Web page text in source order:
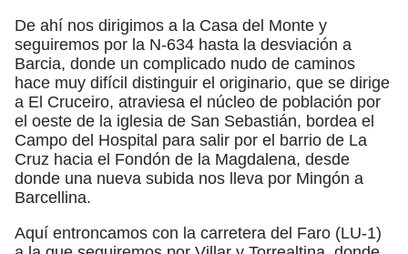
De ahí nos dirigimos a la Casa del Monte y
seguiremos por la N-634 hasta la desviación a
Barcia, donde un complicado nudo de caminos
hace muy difícil distinguir el originario, que se dirige
a El Cruceiro, atraviesa el núcleo de población por
el oeste de la iglesia de San Sebastián, bordea el
Campo del Hospital para salir por el barrio de La
Cruz hacia el Fondón de la Magdalena, desde
donde una nueva subida nos lleva por Mingón a
Barcellina.
Aquí entroncamos con la carretera del Faro (LU-1)